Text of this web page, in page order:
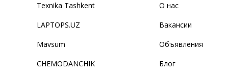
Texnika Tashkent
LAPTOPS.UZ
Mavsum
CHEMODANCHIK
О нас
Вакансии
Объявления
Блог